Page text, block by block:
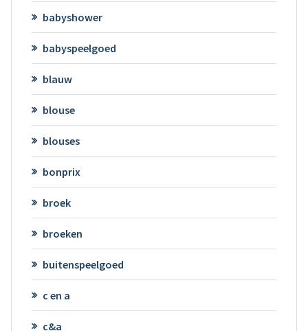
babyshower
babyspeelgoed
blauw
blouse
blouses
bonprix
broek
broeken
buitenspeelgoed
c en a
c&a